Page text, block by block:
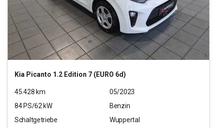
Kia Picanto 1.2 Edition 7 (EURO 6d)
45.428 km
05/2023
84PS/62kW
Benzin
Schaltgetriebe
Wuppertal